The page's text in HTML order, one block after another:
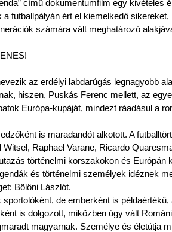
című dokumentumfilm egy kivételes
futballpályán ért el kiemelkedő
számára vált meghatározó
az erdélyi labdarúgás legnagyobb
hiszen, Puskás Ferenc mellett, az
Európa-kupáját, mindezt ráadásul a
is maradandót alkotott. A
Witsel, Raphael Varane, Ricardo
történelmi korszakokon és
és történelmi személyek idéznek
Bölöni Lászlót.
de emberként is
is dolgozott, miközben úgy vált
magyarnak. Személye és életútja